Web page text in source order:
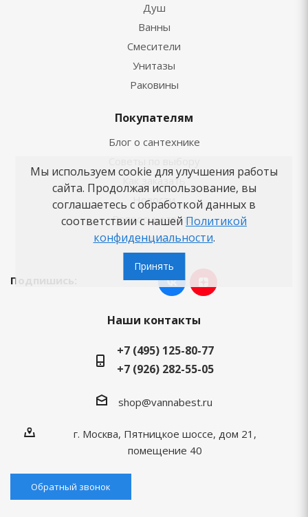
Душ
Ванны
Смесители
Унитазы
Раковины
Покупателям
Блог о сантехнике
Как заказать
Новости
Вопросы-ответы
Бренды
Подпишись:
Наши контакты
+7 (495) 125-80-77
+7 (926) 282-55-05
shop@vannabest.ru
г. Москва, Пятницкое шоссе, дом 21,
помещение 40
Обратный звонок
Мы используем cookie для улучшения работы
сайта. Продолжая использование, вы
соглашаетесь с обработкой данных в
соответствии с нашей Политикой
конфиденциальности.
Принять